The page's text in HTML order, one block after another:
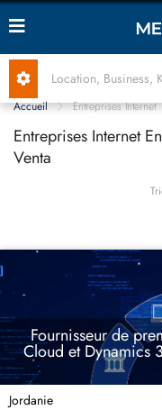
Accueil Entreprises Internet
Entreprises Internet En
Venta
Fournisseur de
Cloud et Dynamics
Jordanie